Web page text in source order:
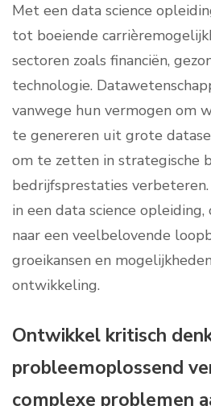
Met een data science
tot boeiende
sectoren zoals financiën,
technologie.
vanwege hun vermogen om
te genereren uit grote
om te zetten in strategische
bedrijfsprestaties
in een data science
naar een veelbelovende
groeikansen en
ontwikkeling.
Ontwikkel kritisch
probleemoplossend
complexe problemen